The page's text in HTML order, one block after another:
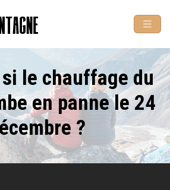
le chauffage du
en panne le 24
?